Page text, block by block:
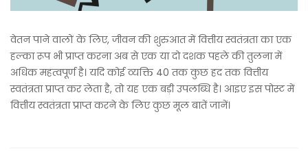
वेतन पाने वालों के लिए, जीवन की शुरुआत में वित्तीय स्वतंत्रता का एक
हल्का रूप भी प्राप्त करना अब से एक या दो दशक पहले की तुलना में
अधिक महत्वपूर्ण है। यदि कोई व्यक्ति 40 तक कुछ हद तक वित्तीय
स्वतंत्रता प्राप्त कर लेता है, तो यह एक बड़ी उपलब्धि है। आइए इस पोस्ट में
वित्तीय स्वतंत्रता प्राप्त करने के लिए कुछ मूल बातें जानें।